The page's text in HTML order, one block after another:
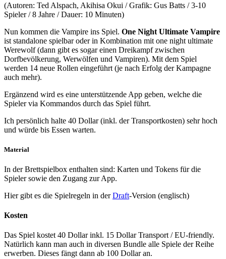
(Autoren: Ted Alspach, Akihisa Okui / Grafik: Gus Batts / 3-10
Spieler / 8 Jahre / Dauer: 10 Minuten)
Nun kommen die Vampire ins Spiel. One Night Ultimate Vampire
ist standalone spielbar oder in Kombination mit one night ultimate
Werewolf (dann gibt es sogar einen Dreikampf zwischen
Dorfbevölkerung, Werwölfen und Vampiren). Mit dem Spiel
werden 14 neue Rollen eingeführt (je nach Erfolg der Kampagne
auch mehr).
Ergänzend wird es eine unterstützende App geben, welche die
Spieler via Kommandos durch das Spiel führt.
Ich persönlich halte 40 Dollar (inkl. der Transportkosten) sehr hoch
und würde bis Essen warten.
Material
In der Brettspielbox enthalten sind: Karten und Tokens für die
Spieler sowie den Zugang zur App.
Hier gibt es die Spielregeln in derDraft-Version (englisch)
Kosten
Das Spiel kostet 40 Dollar inkl. 15 Dollar Transport / EU-friendly.
Natürlich kann man auch in diversen Bundle alle Spiele der Reihe
erwerben. Dieses fängt dann ab 100 Dollar an.